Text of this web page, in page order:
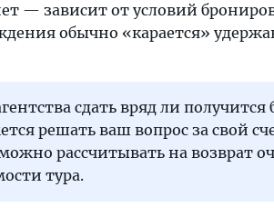
— зависит от условий
обычно «карается»
сдать вряд ли получится
решать ваш вопрос за свой
рассчитывать на возврат
тура.